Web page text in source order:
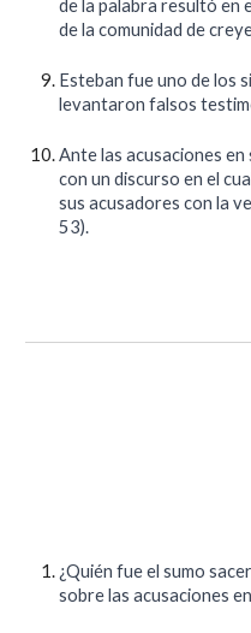
de la palabra resultó en
de la comunidad de
Esteban fue uno de los
levantaron falsos
Ante las acusaciones
con un discurso en el
sus acusadores con la
53).
¿Quién fue el sumo
sobre las acusaciones